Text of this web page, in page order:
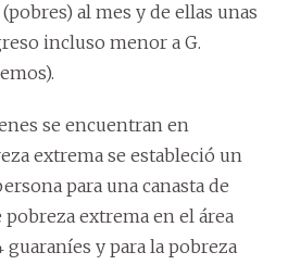
(pobres) al mes y de ellas unas
incluso menor a G.
se encuentran en
extrema se estableció un
para una canasta de
extrema en el área
guaraníes y para la pobreza